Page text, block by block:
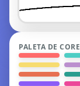
PALETA DE